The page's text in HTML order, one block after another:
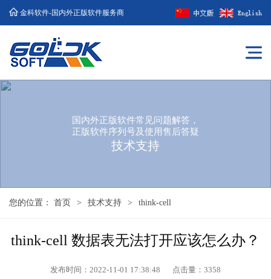
金科软件-国内外正版软件服务商
国内外正版软件常见问题解答，
正版软件序列号及使用售后答疑
技术支持
您的位置： 首页 > 技术支持 > think-cell
think-cell 数据表无法打开应该怎么办？
发布时间：2022-11-01 17:38:48 点击量： 3358